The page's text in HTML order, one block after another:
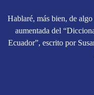
Hablaré, más bien, de
aumentada del
Ecuador”, escrito por